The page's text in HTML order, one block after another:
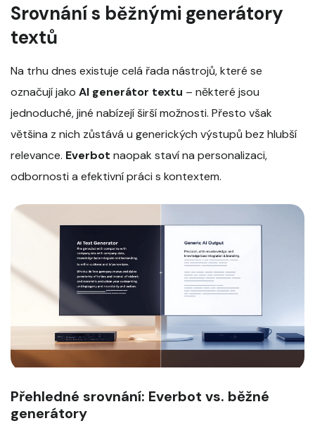
Srovnání s běžnými generátory
textů
Na trhu dnes existuje celá řada nástrojů, které se
označují jako AI generátor textu – některé jsou
jednoduché, jiné nabízejí širší možnosti. Přesto však
většina z nich zůstává u generických výstupů bez hlubší
relevance. Everbot naopak staví na personalizaci,
odbornosti a efektivní práci s kontextem.
Přehledné srovnání: Everbot vs. běžné
generátory